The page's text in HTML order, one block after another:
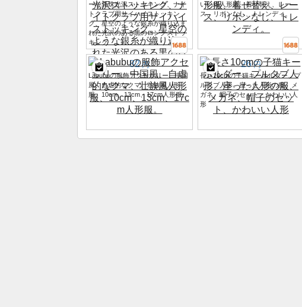
ーな真珠光沢ストッキング、ナイ
トクラブ用サイハイストッキン
グ、星空のような銀糸が織り込ま
れた光沢のある黒のロングストッ
キング
いい綿人形服、着せ替え、レー
ス、リボンなし、トレンディ。
82 円
Labubuの服飾アクセサリー、中国
風、自虐的なクマ、壮族風人形
服、10cm、13cm、17cm人形服。
26 円
長さ10cmの子猫キーホルダー、プ
ルタブ人形、座った人形の服、メ
ガネ、帽子のセット、かわいい人
形